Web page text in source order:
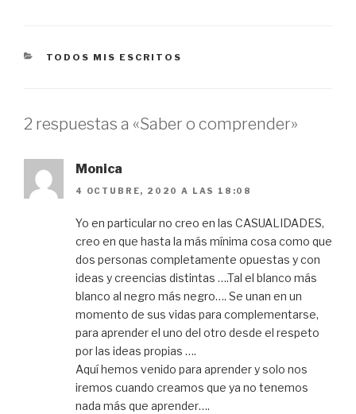
CATEGORÍAS
TODOS MIS ESCRITOS
2 respuestas a «Saber o comprender»
Monica
4 OCTUBRE, 2020 A LAS 18:08
Yo en particular no creo en las CASUALIDADES,
creo en que hasta la más mínima cosa como que
dos personas completamente opuestas y con
ideas y creencias distintas ….Tal el blanco más
blanco al negro más negro…. Se unan en un
momento de sus vidas para complementarse,
para aprender el uno del otro desde el respeto
por las ideas propias ….
Aquí hemos venido para aprender y solo nos
iremos cuando creamos que ya no tenemos
nada más que aprender….